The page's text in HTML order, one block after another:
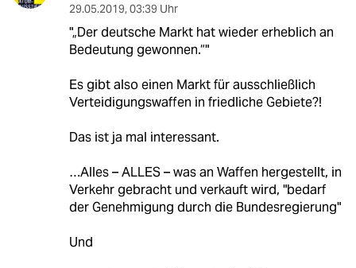
29.05.2019, 03:39 Uhr
"„Der deutsche Markt hat wieder erheblich an
Bedeutung gewonnen.“"
Es gibt also einen Markt für ausschließlich
Verteidigungswaffen in friedliche Gebiete?!
Das ist ja mal interessant.
…Alles – ALLES – was an Waffen hergestellt, in
Verkehr gebracht und verkauft wird, "bedarf
der Genehmigung durch die Bundesregierung"
Und